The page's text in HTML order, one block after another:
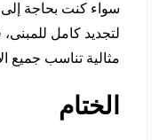
سواء كنت بحاجة
لتجديد كامل
مثالية تناسب جميع
الختام